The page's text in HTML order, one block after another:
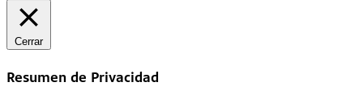
Cerrar
Resumen de Privacidad